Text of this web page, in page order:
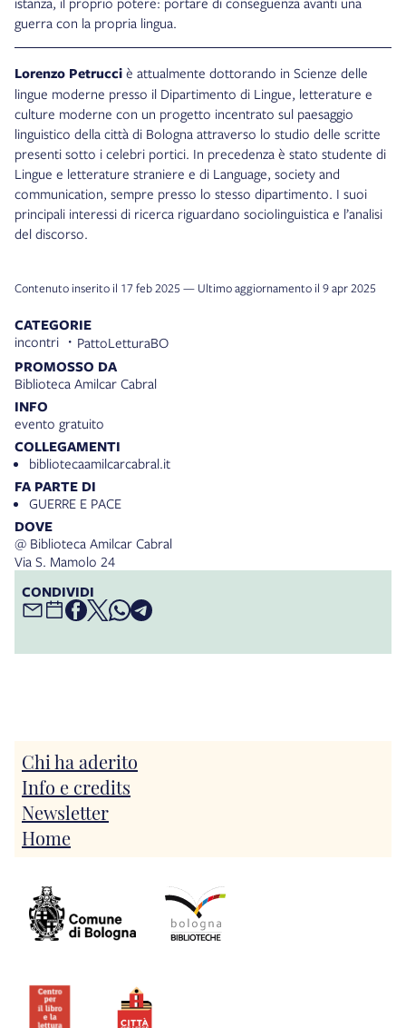
guerra con la propria lingua.
Lorenzo Petrucci è attualmente dottorando in Scienze delle
lingue moderne presso il Dipartimento di Lingue, letterature e
culture moderne con un progetto incentrato sul paesaggio
linguistico della città di Bologna attraverso lo studio delle scritte
presenti sotto i celebri portici. In precedenza è stato studente di
Lingue e letterature straniere e di Language, society and
communication, sempre presso lo stesso dipartimento. I suoi
principali interessi di ricerca riguardano sociolinguistica e l’analisi
del discorso.
CATEGORIE
incontri PattoLetturaBO
PROMOSSO DA
Biblioteca Amilcar Cabral
INFO
evento gratuito
COLLEGAMENTI
bibliotecaamilcarcabral.it
FA PARTE DI
GUERRE E PACE
DOVE
@ Biblioteca Amilcar Cabral
Via S. Mamolo 24
CONDIVIDI
Contenuto inserito il 17 feb 2025 — Ultimo aggiornamento il 9 apr 2025
Chi ha aderito
Info e credits
Newsletter
Home